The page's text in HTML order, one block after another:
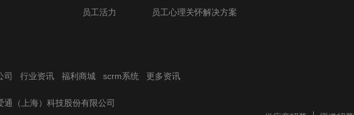
员工活力
员工心理关怀解决方案
司 行业资讯 福利商城 scrm系统 更多资讯
（上海）科技股份有限公司